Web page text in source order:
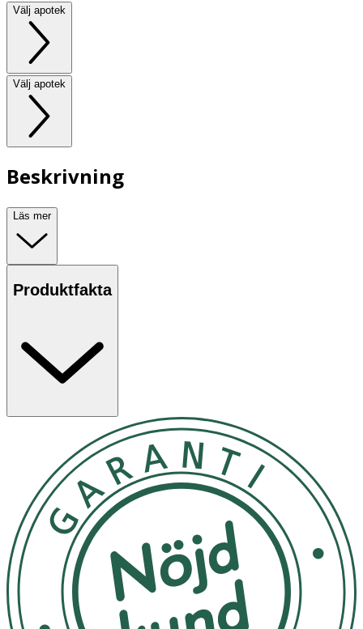
Välj apotek
Välj apotek
Beskrivning
Läs mer
Produktfakta